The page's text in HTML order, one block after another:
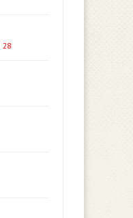
28